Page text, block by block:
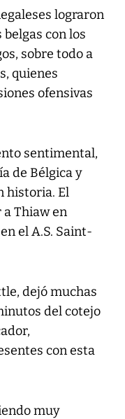
lograron
con los
sobre todo a
quienes
ofensivas
sentimental,
de Bélgica y
historia. El
Thiaw en
el A.S. Saint-
dejó muchas
del cotejo
con esta
muy